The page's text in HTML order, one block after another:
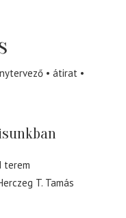
átirat
terem
T. Tamás